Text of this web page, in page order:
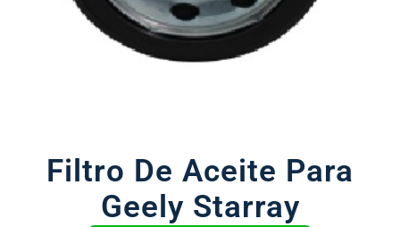
Filtro De Aceite Para
Geely Starray